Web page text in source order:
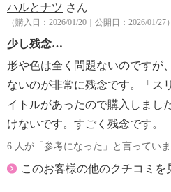
【目安サイズ】
表記：Ｍ
対応サイズ：２３．０ｃｍ〜２
表記：Ｌ
対応サイズ：２４．０ｃｍ
表記：ＬＬ
対応サイズ：２４．５ｃｍ
ハルとナツ さん
（購入日：2026/01/20｜公開日：2026/01/27）
少し残念…
形や色は全く問題ないのですが
ないのが非常に残念です。「ス
イトルがあったので購入しまし
けないです。すごく残念です。
6 人が「参考になった」と言ってい
このお客様の他のクチコミを